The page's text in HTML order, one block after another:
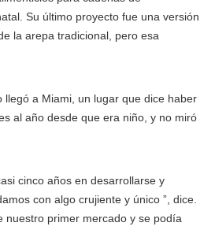
Su último proyecto fue una versión
la arepa tradicional, pero esa
llegó a Miami, un lugar que dice haber
al año desde que era niño, y no miró
cinco años en desarrollarse y
con algo crujiente y único ”, dice.
nuestro primer mercado y se podía